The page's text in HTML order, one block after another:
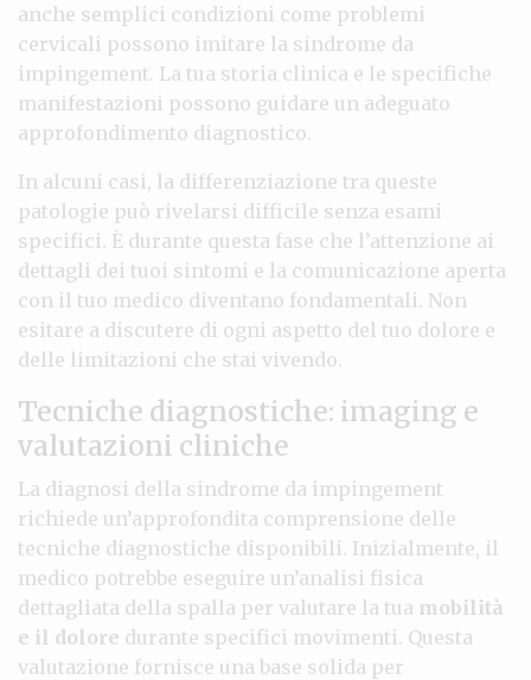
anche semplici condizioni come problemi
cervicali possono imitare la sindrome da
impingement. La tua storia clinica e le specifiche
manifestazioni possono guidare un adeguato
approfondimento diagnostico.
In alcuni casi, la differenziazione tra queste
patologie può rivelarsi difficile senza esami
specifici. È durante questa fase che l’attenzione ai
dettagli dei tuoi sintomi e la comunicazione aperta
con il tuo medico diventano fondamentali. Non
esitare a discutere di ogni aspetto del tuo dolore e
delle limitazioni che stai vivendo.
Tecniche diagnostiche: imaging e
valutazioni cliniche
La diagnosi della sindrome da impingement
richiede un’approfondita comprensione delle
tecniche diagnostiche disponibili. Inizialmente, il
medico potrebbe eseguire un’analisi fisica
dettagliata della spalla per valutare la tua mobilità
e il dolore durante specifici movimenti. Questa
valutazione fornisce una base solida per